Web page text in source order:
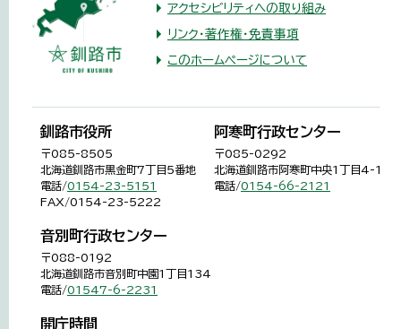
アクセシビリティへの取り組み
リンク・著作権・免責事項
このホームページについて
釧路市役所
〒085-8505
北海道釧路市黒金町7丁目5番地
電話/0154-23-5151
FAX/0154-23-5222
阿寒町行政センター
〒085-0292
北海道釧路市阿寒町中央1丁目4-1
電話/0154-66-2121
音別町行政センター
〒088-0192
北海道釧路市音別町中園1丁目134
電話/01547-6-2231
開庁時間